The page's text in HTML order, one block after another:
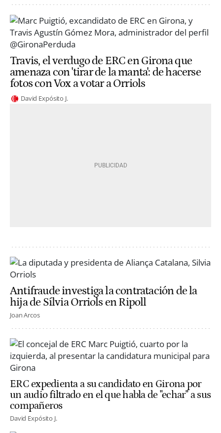
Travis, el verdugo de ERC en Girona que
amenaza con 'tirar de la manta': de hacerse
fotos con Vox a votar a Orriols
David Expósito J.
Antifraude investiga la contratación de la
hija de Sílvia Orriols en Ripoll
Joan Arcos
ERC expedienta a su candidato en Girona por
un audio filtrado en el que habla de "echar" a sus
compañeros
David Expósito J.